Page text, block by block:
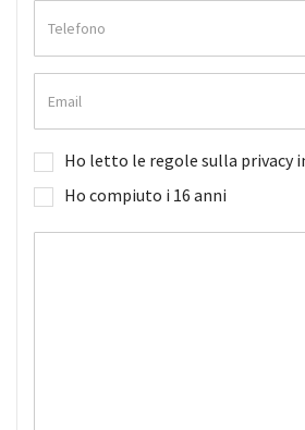
Ho letto le regole sulla privacy
Ho compiuto i 16 anni